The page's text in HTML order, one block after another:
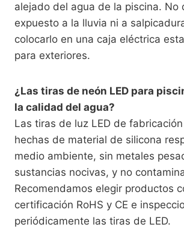
alejado del agua de la piscina. No
expuesto a la lluvia ni a
colocarlo en una caja eléctrica
para exteriores.
¿Las tiras de neón LED para
la calidad del agua?
Las tiras de luz LED de
hechas de material de silicona
medio ambiente, sin metales
sustancias nocivas, y no
Recomendamos elegir productos
certificación RoHS y CE e
periódicamente las tiras de LED.